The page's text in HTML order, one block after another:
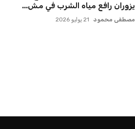
يزوران رافع مياه الشرب في مش...
مصطفى محمود 21 يوليو 2026